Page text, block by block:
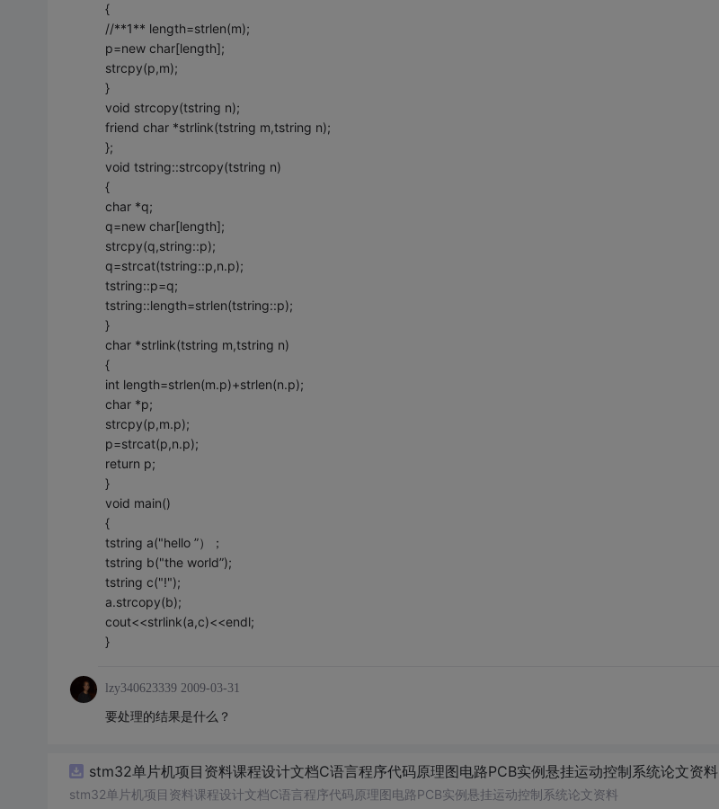
{
//**1** length=strlen(m);
p=new char[length];
strcpy(p,m);
}
void strcopy(tstring n);
friend char *strlink(tstring m,tstring n);
};
void tstring::strcopy(tstring n)
{
char *q;
q=new char[length];
strcpy(q,string::p);
q=strcat(tstring::p,n.p);
tstring::p=q;
tstring::length=strlen(tstring::p);
}
char *strlink(tstring m,tstring n)
{
int length=strlen(m.p)+strlen(n.p);
char *p;
strcpy(p,m.p);
p=strcat(p,n.p);
return p;
}
void main()
{
tstring a("hello ”）；
tstring b("the world”);
tstring c("!");
a.strcopy(b);
cout<<strlink(a,c)<<endl;
}
lzy340623339 2009-03-31
要处理的结果是什么？
stm32单片机项目资料课程设计文档C语言程序代码原理图电路PCB实例悬挂运动控制系统论文资料
stm32单片机项目资料课程设计文档C语言程序代码原理图电路PCB实例悬挂运动控制系统论文资料